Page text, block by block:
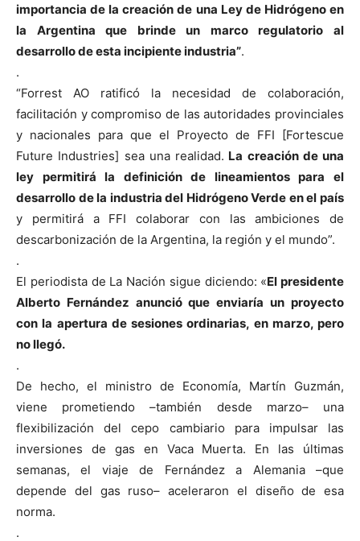
importancia de la creación de una Ley de Hidrógeno en
la Argentina que brinde un marco regulatorio al
desarrollo de esta incipiente industria”.
.
“Forrest AO ratificó la necesidad de colaboración,
facilitación y compromiso de las autoridades provinciales
y nacionales para que el Proyecto de FFI [Fortescue
Future Industries] sea una realidad. La creación de una
ley permitirá la definición de lineamientos para el
desarrollo de la industria del Hidrógeno Verde en el país
y permitirá a FFI colaborar con las ambiciones de
descarbonización de la Argentina, la región y el mundo”.
.
El periodista de La Nación sigue diciendo: «El presidente
Alberto Fernández anunció que enviaría un proyecto
con la apertura de sesiones ordinarias, en marzo, pero
no llegó.
.
De hecho, el ministro de Economía, Martín Guzmán,
viene prometiendo –también desde marzo– una
flexibilización del cepo cambiario para impulsar las
inversiones de gas en Vaca Muerta. En las últimas
semanas, el viaje de Fernández a Alemania –que
depende del gas ruso– aceleraron el diseño de esa
norma.
.